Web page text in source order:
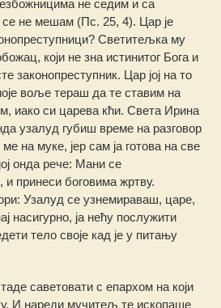
не седим и са
се не мешам (Пс. 25, 4). Цар је
Светитељка му
који не зна истинитог Бога и
законопреступник. Цар јој на то
воље тераш да те ставим на
иако си царева кћи. Света Ирина
узалуд губиш време на разговор
на муке, јер сам ја готова на све
онда рече: Мани се
и принеси боговима жртву.
Узалуд се узнемираваш, царе,
насигурно, ја нећу послужити
тело своје кад је у питању
саветовати с епархом на који
И нареди мучитељ те ископаше